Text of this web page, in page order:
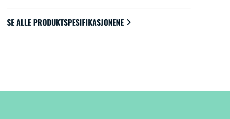
SE ALLE PRODUKTSPESIFIKASJONENE